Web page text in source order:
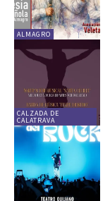
ALMAGRO
CALZADA DE
CALATRAVA